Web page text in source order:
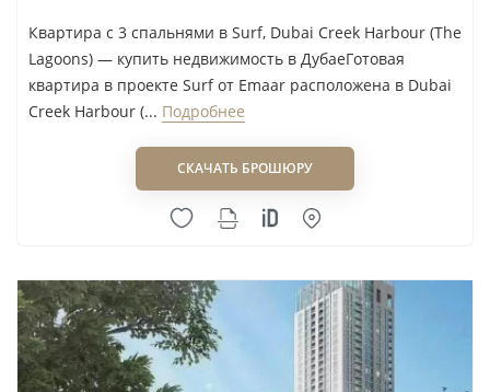
минимального лота, представленного в каталоге
на момент формирования раздела.
Квартиры Bayshore Dubai Creek Harbour
от 970 000 AED
Один из наиболее доступных входов в район
среди представленных объектов. Такой бюджет
сравнения готовых квартир, а не как основание
выбирать лот без проверки состояния,
планировки и текущей конкуренции в аренде.
Квартира с 3 спальнями в Surf, Dubai Creek Harbour (The
Lagoons) — купить недвижимость в ДубаеГотовая
квартира в проекте Surf от Emaar расположена в Dubai
Creek Harbour (... Подробнее
СКАЧАТЬ БРОШЮРУ